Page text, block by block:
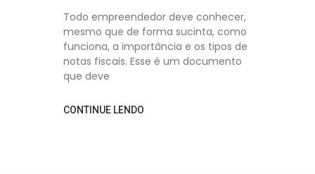
Todo empreendedor deve conhecer,
mesmo que de forma sucinta, como
funciona, a importância e os tipos de
notas fiscais. Esse é um documento
que deve
CONTINUE LENDO